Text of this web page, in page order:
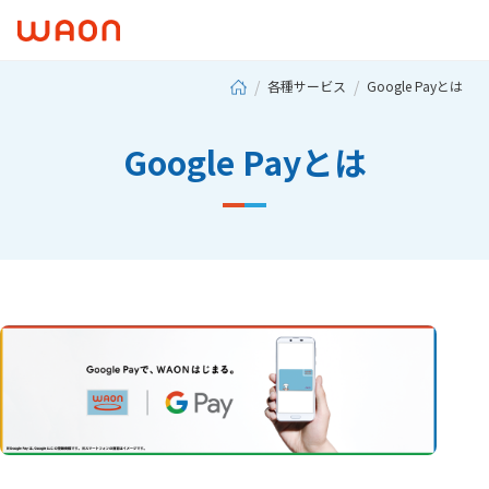
各種サービス Google Payとは
Google Payとは